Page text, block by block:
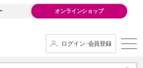
オンラインショップ
ログイン･会員登録